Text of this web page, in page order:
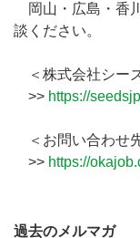
岡山・広島・香
談ください。
＜株式会社シー
>> https://
＜お問い合わせ
>> https://
過去のメルマガ